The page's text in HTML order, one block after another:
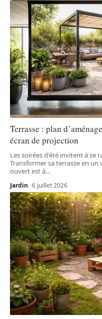
Terrasse : plan
écran de projection
Les soirées d'été invitent à se
Transformer sa terrasse en un
ouvert est à…
Jardin 6 juillet 2026